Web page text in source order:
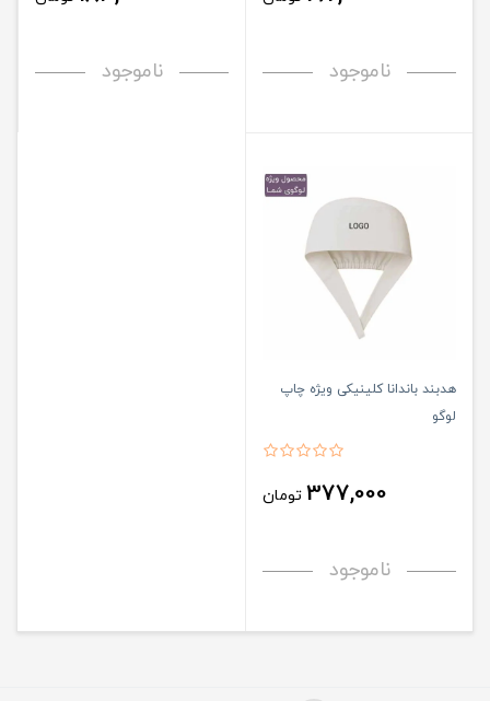
ناموجود ناموجود
هدبند باندانا کلینیکی ویژه چاپ
لوگو
377,000 تومان
ناموجود